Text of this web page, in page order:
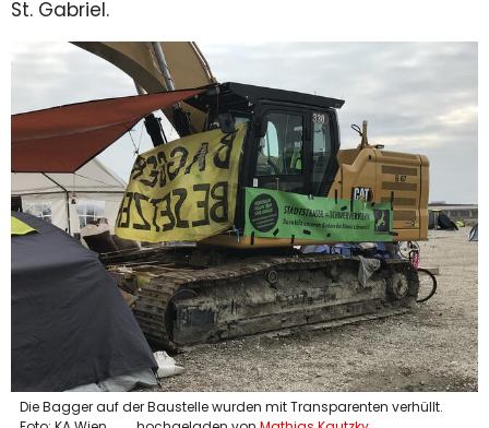
St. Gabriel.
Die Bagger auf der Baustelle wurden mit Transparenten verhüllt.